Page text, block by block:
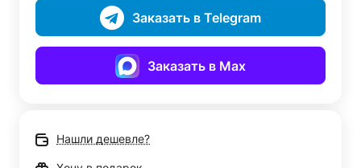
Заказать в Telegram
Заказать в Max
Нашли дешевле?